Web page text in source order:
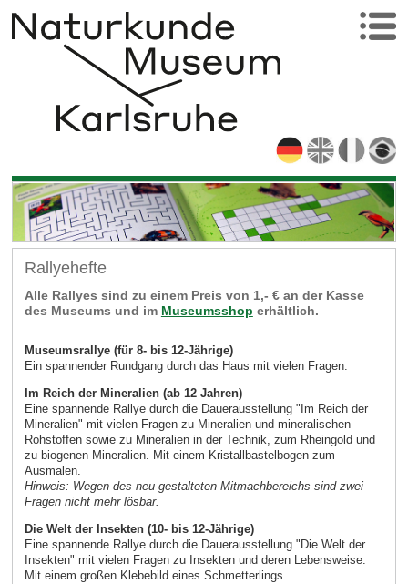
Rallyehefte
Alle Rallyes sind zu einem Preis von 1,- € an der Kasse
des Museums und im Museumsshop erhältlich.
Museumsrallye (für 8- bis 12-Jährige)
Ein spannender Rundgang durch das Haus mit vielen Fragen.
Im Reich der Mineralien (ab 12 Jahren)
Eine spannende Rallye durch die Dauerausstellung "Im Reich der
Mineralien" mit vielen Fragen zu Mineralien und mineralischen
Rohstoffen sowie zu Mineralien in der Technik, zum Rheingold und
zu biogenen Mineralien. Mit einem Kristallbastelbogen zum
Ausmalen.
Hinweis: Wegen des neu gestalteten Mitmachbereichs sind zwei
Fragen nicht mehr lösbar.
Die Welt der Insekten (10- bis 12-Jährige)
Eine spannende Rallye durch die Dauerausstellung "Die Welt der
Insekten" mit vielen Fragen zu Insekten und deren Lebensweise.
Mit einem großen Klebebild eines Schmetterlings.